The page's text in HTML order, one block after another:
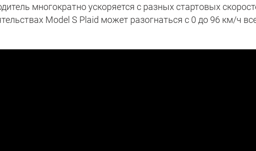
многократно ускоряется с разных стартовых
Model S Plaid может разогнаться с 0 до 96 км/ч